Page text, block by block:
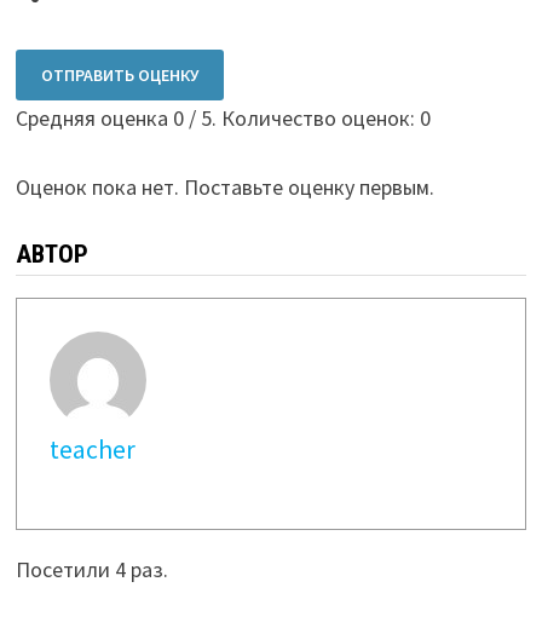
ОТПРАВИТЬ ОЦЕНКУ
Средняя оценка 0/ 5. Количество оценок: 0
Оценок пока нет. Поставьте оценку первым.
АВТОР
teacher
Посетили 4 раз.